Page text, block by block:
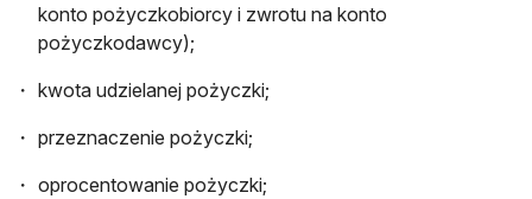
konto pożyczkobiorcy i zwrotu na konto
pożyczkodawcy);
kwota udzielanej pożyczki;
przeznaczenie pożyczki;
oprocentowanie pożyczki;